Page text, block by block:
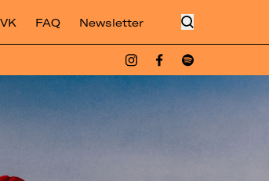
FAQ Newsletter